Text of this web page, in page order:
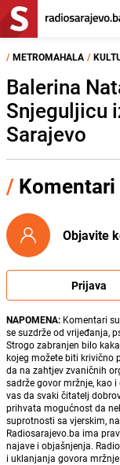
/ METROMAHALA /
Balerina
Snjeguljicu
Sarajevo
/ Komentari
Objavite
Prijava
NAPOMENA: Komentari
se suzdrže od vrijeđanja,
Strogo zabranjen bilo
kojeg možete biti krivično
da na zahtjev zvaničnih
sadrže govor mržnje, kao
vas da svaki čitatelj
prihvata mogućnost da
suprotnosti sa vjerskim,
Radiosarajevo.ba ima
najave i objašnjenja.
i uklanjanja govora